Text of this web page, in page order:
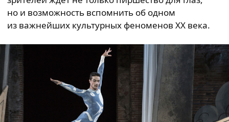
но и возможность вспомнить об одном
из важнейших культурных феноменов XX века.